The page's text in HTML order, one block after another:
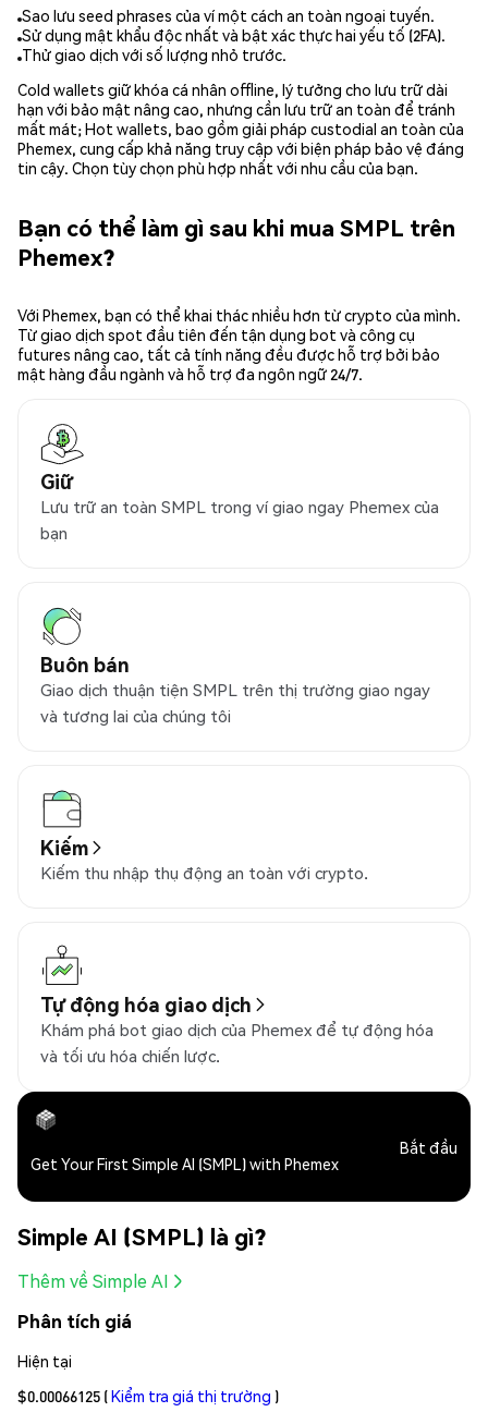
Sao lưu seed phrases của ví một cách an toàn ngoại tuyến.
Sử dụng mật khẩu độc nhất và bật xác thực hai yếu tố (2FA).
Thử giao dịch với số lượng nhỏ trước.
Cold wallets giữ khóa cá nhân offline, lý tưởng cho lưu trữ dài
hạn với bảo mật nâng cao, nhưng cần lưu trữ an toàn để tránh
mất mát; Hot wallets, bao gồm giải pháp custodial an toàn của
Phemex, cung cấp khả năng truy cập với biện pháp bảo vệ đáng
tin cậy. Chọn tùy chọn phù hợp nhất với nhu cầu của bạn.
Bạn có thể làm gì sau khi mua SMPL trên
Phemex?
Với Phemex, bạn có thể khai thác nhiều hơn từ crypto của mình.
Từ giao dịch spot đầu tiên đến tận dụng bot và công cụ
futures nâng cao, tất cả tính năng đều được hỗ trợ bởi bảo
mật hàng đầu ngành và hỗ trợ đa ngôn ngữ 24/7.
Giữ
Lưu trữ an toàn SMPL trong ví giao ngay Phemex của
bạn
Buôn bán
Giao dịch thuận tiện SMPL trên thị trường giao ngay
và tương lai của chúng tôi
Kiếm
Kiếm thu nhập thụ động an toàn với crypto.
Tự động hóa giao dịch
Khám phá bot giao dịch của Phemex để tự động hóa
và tối ưu hóa chiến lược.
Get Your First Simple AI (SMPL) with Phemex
Bắt đầu
Simple AI (SMPL) là gì?
Thêm về Simple AI
Phân tích giá
Hiện tại
$0.00066125 (Kiểm tra giá thị trường )